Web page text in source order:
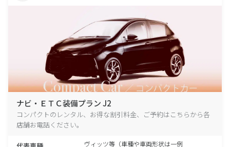
ナビ・ＥＴＣ装備プラン J2
コンパクトのレンタル、お得な割引料金、ご予約はこちらから各
店舗お電話ください。
ヴィッツ等（車種や車両形状は一例